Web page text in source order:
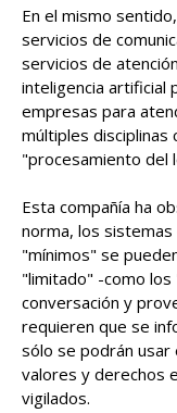
En el mismo
servicios de
servicios de
inteligencia artificial
empresas para
múltiples disciplinas
"procesamiento del
Esta compañía ha
norma, los
"mínimos" se
"limitado" -como los
conversación y
requieren que se
sólo se podrán
valores y derechos
vigilados.